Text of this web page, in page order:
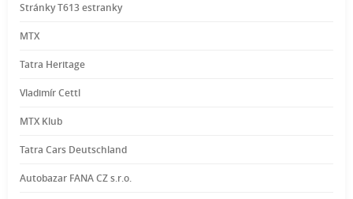
Stránky T613 estranky
MTX
Tatra Heritage
Vladimír Cettl
MTX Klub
Tatra Cars Deutschland
Autobazar FANA CZ s.r.o.